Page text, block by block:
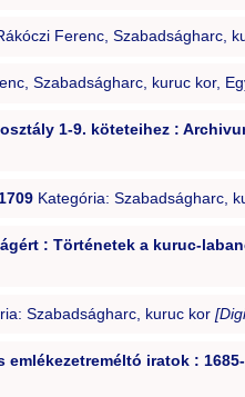
Ferenc, Szabadságharc,
Szabadságharc, kuruc kor,
1-9. köteteihez :
Kategória: Szabadságharc,
: Történetek a kuruc-
Szabadságharc, kuruc kor
iratok :